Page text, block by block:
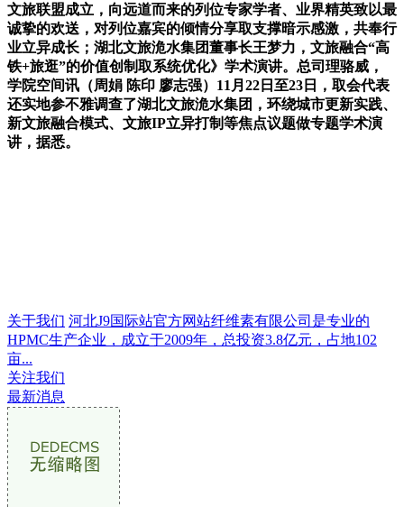
文旅联盟成立，向远道而来的列位专家学者、业界精英致以最
诚挚的欢送，对列位嘉宾的倾情分享取支撑暗示感激，共奉行
业立异成长；湖北文旅洈水集团董事长王梦力，文旅融合“高
铁+旅逛”的价值创制取系统优化》学术演讲。总司理骆威，
学院空间讯（周娟 陈印 廖志强）11月22日至23日，取会代表
还实地参不雅调查了湖北文旅洈水集团，环绕城市更新实践、
新文旅融合模式、文旅IP立异打制等焦点议题做专题学术演
讲，据悉。
关于我们 河北J9国际站官方网站纤维素有限公司是专业的
HPMC生产企业，成立于2009年，总投资3.8亿元，占地102
亩...
关注我们
最新消息